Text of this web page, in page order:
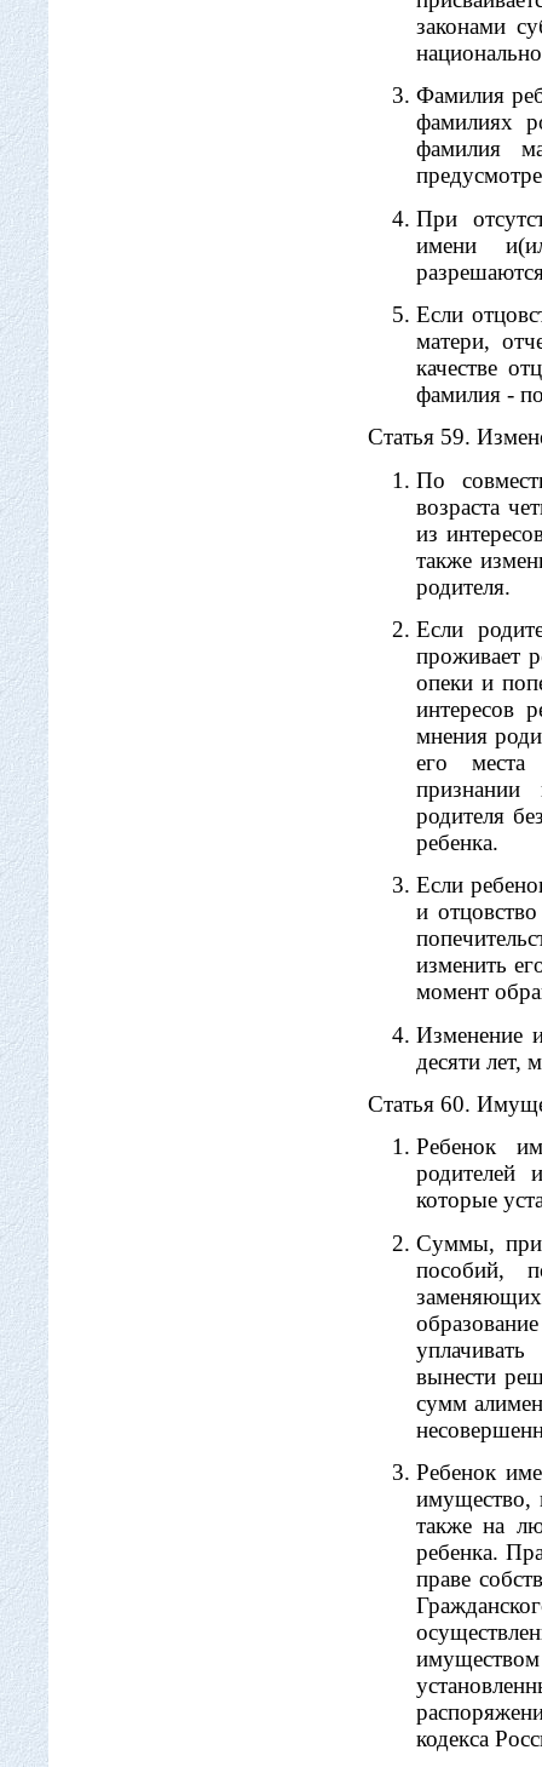
законами
Фамилия
фамилиях
фамилия
При
имени
Если
матери,
качестве
фамилия -
Статья 59.
По
возраста
из
также
родителя.
Если
проживает
опеки и
интересов
мнения
его места
признании
родителя
ребенка.
Если
и
изменить
момент
Изменение
десяти лет,
Статья 60.
Ребенок
родителей
которые
Суммы,
пособий,
вынести
сумм
Ребенок
имущество,
также на
ребенка.
праве
кодекса